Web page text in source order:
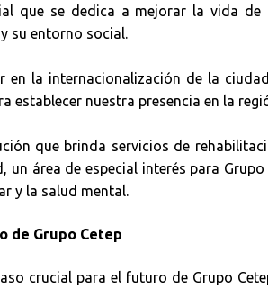
que se dedica a mejorar la vida de
su entorno social.
en la internacionalización de la
establecer nuestra presencia en la
que brinda servicios de
un área de especial interés para
y la salud mental.
de Grupo Cetep
crucial para el futuro de Grupo